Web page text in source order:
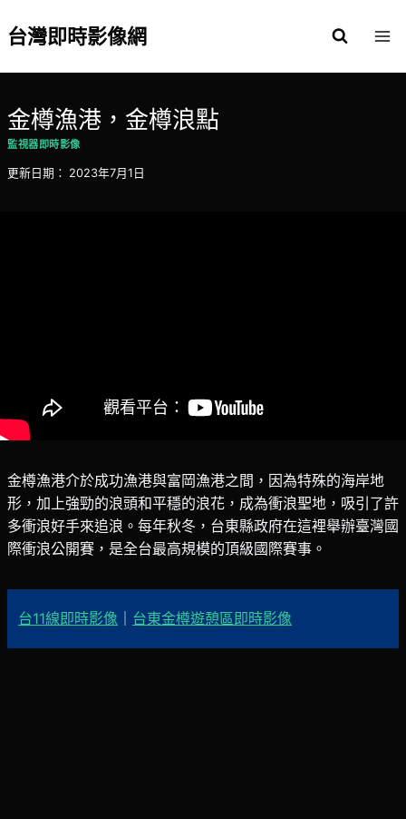
to台灣即時影像網
金樽漁港，金樽浪點
監視器即時影像
更新日期： 2023年7月1日
金樽漁港介於成功漁港與富岡漁港之間，因為特殊的海岸地
形，加上強勁的浪頭和平穩的浪花，成為衝浪聖地，吸引了許
多衝浪好手來追浪。每年秋冬，台東縣政府在這裡舉辦臺灣國
際衝浪公開賽，是全台最高規模的頂級國際賽事。
台11線即時影像 台東金樽遊憩區即時影像